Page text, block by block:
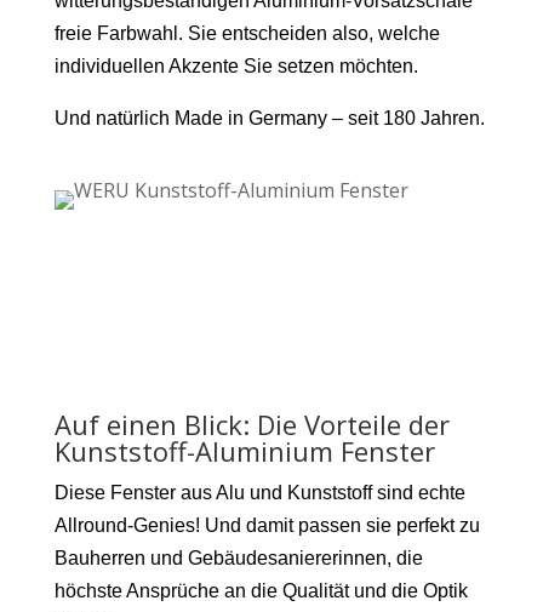
freie Farbwahl. Sie entscheiden also, welche
individuellen Akzente Sie setzen möchten.
Und natürlich Made in Germany – seit 180 Jahren.
Auf einen Blick: Die Vorteile der
Kunststoff-Aluminium Fenster
Diese Fenster aus Alu und Kunststoff sind echte
Allround-Genies! Und damit passen sie perfekt zu
Bauherren und Gebäudesaniererinnen, die
höchste Ansprüche an die Qualität und die Optik